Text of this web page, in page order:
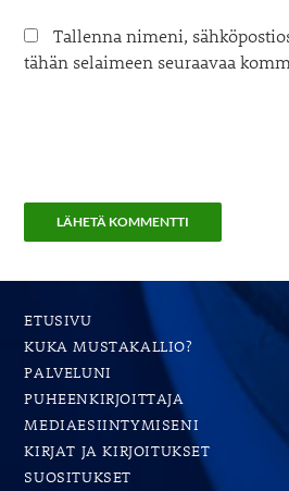
Tallenna nimeni,
tähän selaimeen seuraavaa
ETUSIVU
KUKA MUSTAKALLIO?
PALVELUNI
PUHEENKIRJOITTAJA
MEDIAESIINTYMISENI
KIRJAT JA KIRJOITUKSET
SUOSITUKSET